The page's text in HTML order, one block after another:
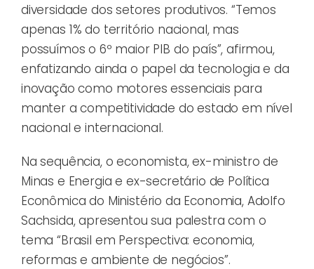
diversidade dos setores produtivos. “Temos
apenas 1% do território nacional, mas
possuímos o 6º maior PIB do país”, afirmou,
enfatizando ainda o papel da tecnologia e da
inovação como motores essenciais para
manter a competitividade do estado em nível
nacional e internacional.
Na sequência, o economista, ex-ministro de
Minas e Energia e ex-secretário de Política
Econômica do Ministério da Economia, Adolfo
Sachsida, apresentou sua palestra com o
tema “Brasil em Perspectiva: economia,
reformas e ambiente de negócios”.